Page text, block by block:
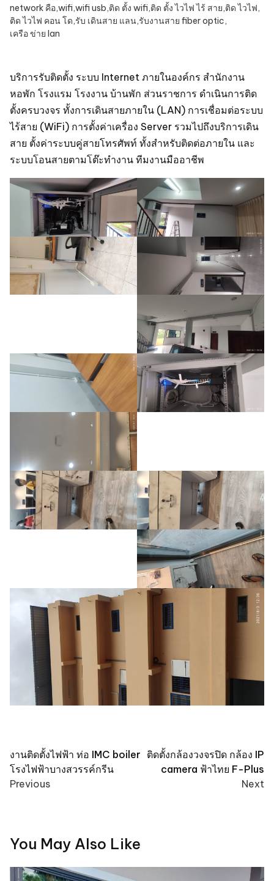
network คือ,wifi,wifi usb,ติด ตั้ง wifi,ติด ตั้ง ไวไฟ ไร้ สาย,ติด ไวไฟ,
ติด ไวไฟ คอน โด,รับ เดินสาย แลน,รับงานสาย fiber optic,
เครือ ข่าย lan
บริการรับติดตั้ง ระบบ Internet ภายในองค์กร สำนักงาน
หอพัก โรงแรม โรงงาน บ้านพัก ส่วนราชการ ดำเนินการติด
ตั้งครบวงจร ทั้งการเดินสายภายใน (LAN) การเชื่อมต่อระบบ
ไร้สาย (WiFi) การตั้งค่าเครื่อง Server รวมไปถึงบริการเดิน
สาย ตั้งค่าระบบคู่สายโทรศัพท์ ทั้งสำหรับติดต่อภายใน และ
ระบบโอนสายตามโต๊ะทำงาน ทีมงานมืออาชีพ
Post
navigation
งานติดตั้งไฟฟ้า ท่อ IMC boiler
โรงไฟฟ้าบางสวรรค์กรีน
Previous
ติดตั้งกล้องวงจรปิด กล้อง IP
camera ฟ้าไทย F-Plus
Next
You May Also Like